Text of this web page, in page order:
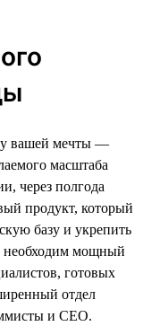
вашей мечты —
масштаба
через полгода
продукт, который
базу и укрепить
необходим мощный
готовых
отдел
и СЕО.